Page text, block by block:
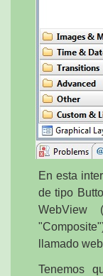
En esta
de tipo
WebView
llamado
Tenemos